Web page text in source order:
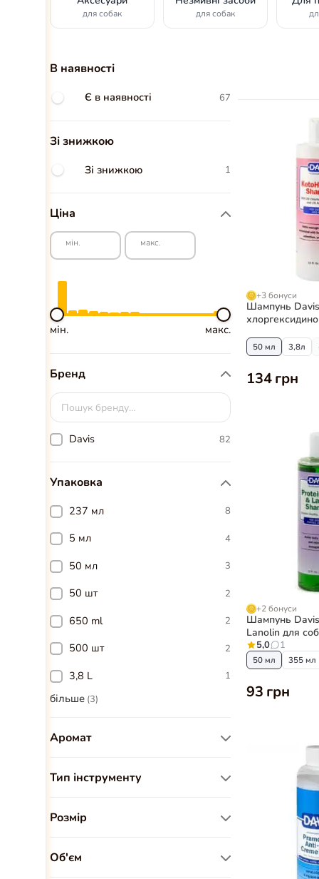
для собак для собак
В наявності
Є в наявності 67
Зі знижкою
Зі знижкою 1
Ціна
мін. макс.
мін. макс.
Бренд
Davis 82
Упаковка
237 мл 8
5 мл 4
50 мл 3
50 шт 2
650 ml 2
500 шт 2
3,8 L 1
більше (3)
Аромат
Мед 1
Тип інструменту
Розмір
Об'єм
+3 бонуси
Шампунь
собак та котів
50 мл 3,8л
134 грн
+2 бонуси
Шампунь
Lanolin для
5,0 1
50 мл 355 мл
93 грн